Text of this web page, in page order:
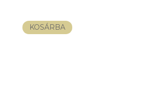
KOSÁRBA